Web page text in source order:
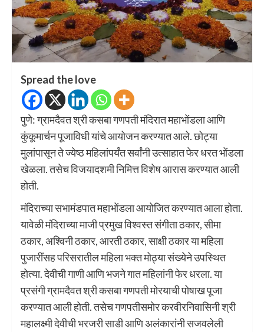
Spread the love
पुणे: ग्रामदैवत श्री कसबा गणपती मंदिरात महाभोंडला आणि
कुंकूमार्चन पूजाविधी यांचे आयोजन करण्यात आले. छोट्या
मुलांपासून ते ज्येष्ठ महिलांपर्यंत सर्वांनी उत्साहात फेर धरत भोंडला
खेळला. तसेच विजयादशमी निमित्त विशेष आरास करण्यात आली
होती.
मंदिराच्या सभामंडपात महाभोंडला आयोजित करण्यात आला होता.
यावेळी मंदिराच्या माजी प्रमुख विश्वस्त संगीता ठकार, सीमा
ठकार, अश्विनी ठकार, आरती ठकार, साक्षी ठकार या महिला
पुजारींसह परिसरातील महिला भक्त मोठ्या संख्येने उपस्थित
होत्या. देवीची गाणी आणि भजने गात महिलांनी फेर धरला. या
प्रसंगी ग्रामदैवत श्री कसबा गणपती मोरयाची पोषाख पूजा
करण्यात आली होती. तसेच गणपतीसमोर करवीरनिवासिनी श्री
महालक्ष्मी देवीची भरजरी साडी आणि अलंकारांनी सजवलेली